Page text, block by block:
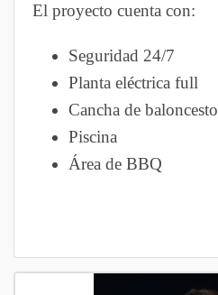
El proyecto cuenta con:
Seguridad 24/7
Planta eléctrica full
Cancha de baloncesto
Piscina
Área de BBQ